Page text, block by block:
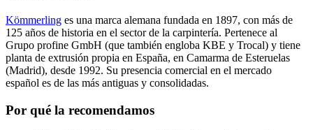
Kömmerling es una marca alemana fundada en 1897, con más de
125 años de historia en el sector de la carpintería. Pertenece al
Grupo profine GmbH (que también engloba KBE y Trocal) y tiene
planta de extrusión propia en España, en Camarma de Esteruelas
(Madrid), desde 1992. Su presencia comercial en el mercado
español es de las más antiguas y consolidadas.
Por qué la recomendamos